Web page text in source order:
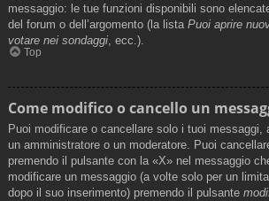
messaggio: le tue funzioni disponibili sono
del forum o dell’argomento (la lista Puoi aprire
votare nei sondaggi , ecc.).
Top
Come modifico o cancello un
Puoi modificare o cancellare solo i tuoi messaggi,
un amministratore o un moderatore. Puoi
premendo il pulsante con la «X» nel messaggio
modificare un messaggio (a volte solo per un
dopo il suo inserimento) premendo il pulsante